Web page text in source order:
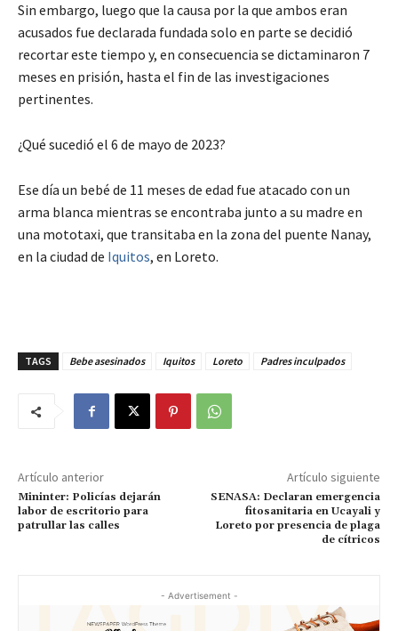
Sin embargo, luego que la causa por la que ambos eran
acusados fue declarada fundada solo en parte se decidió
recortar este tiempo y, en consecuencia se dictaminaron 7
meses en prisión, hasta el fin de las investigaciones
pertinentes.
¿Qué sucedió el 6 de mayo de 2023?
Ese día un bebé de 11 meses de edad fue atacado con un
arma blanca mientras se encontraba junto a su madre en
una mototaxi, que transitaba en la zona del puente Nanay,
en la ciudad de Iquitos, en Loreto.
TAGS Bebe asesinados Iquitos Loreto Padres inculpados
Artículo anterior
Mininter: Policías dejarán
labor de escritorio para
patrullar las calles
Artículo siguiente
SENASA: Declaran emergencia
fitosanitaria en Ucayali y
Loreto por presencia de plaga
de cítricos
- Advertisement -